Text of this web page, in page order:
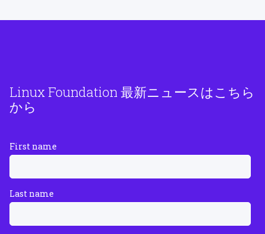
Linux Foundation 最新ニュースはこちら
から
First name
Last name